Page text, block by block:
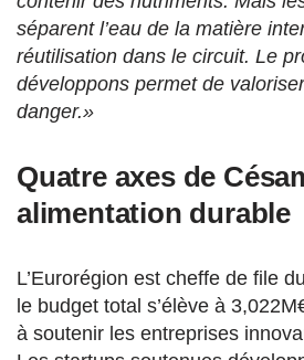
séparent l’eau de la matière
réutilisation dans le circuit. Le
développons permet de
danger.»
Quatre axes de
alimentation durable
L’Eurorégion est cheffe de file
le budget total s’élève à
à soutenir les entreprises